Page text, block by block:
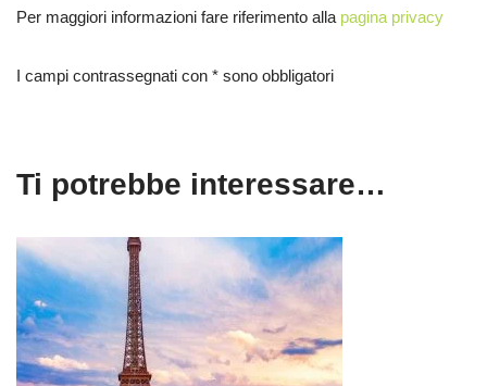
Per maggiori informazioni fare riferimento alla pagina privacy
I campi contrassegnati con * sono obbligatori
Ti potrebbe interessare…